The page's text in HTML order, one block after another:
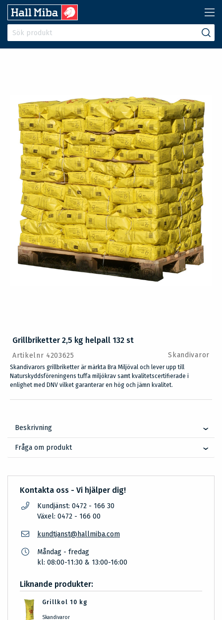
Grillbriketter 2,5 kg helpall 132 st
Artikelnr 4203625 Skandivaror
Skandivarors grillbriketter är märkta Bra Miljöval och lever upp till
Naturskyddsföreningens tuffa miljökrav samt kvalitetscertifierade i
enlighet med DNV vilket garanterar en hög och jämn kvalitet.
Beskrivning
Fråga om produkt
Kontakta oss - Vi hjälper dig!
Kundjänst: 0472 - 166 30
Växel: 0472 - 166 00
kundtjanst@hallmiba.com
Måndag - fredag
kl: 08:00-11:30 & 13:00-16:00
Liknande produkter:
Grillkol 10 kg
Skandivaror